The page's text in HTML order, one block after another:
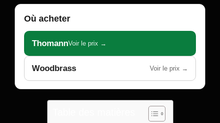
Où acheter
ThomannVoir le prix →
Woodbrass Voir le prix →